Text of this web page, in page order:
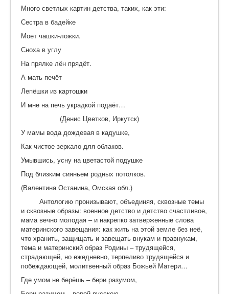
Много светлых картин детства, таких, как эти:
Сестра в бадейке
Моет чашки-ложки.
Сноха в углу
На прялке лён прядёт.
А мать печёт
Лепёшки из картошки
И мне на печь украдкой подаёт…
(Денис Цветков, Иркутск)
У мамы вода дождевая в кадушке,
Как чистое зеркало для облаков.
Умывшись, усну на цветастой подушке
Под близким сияньем родных потолков.
(Валентина Останина, Омская обл.)
Антологию пронизывают, объединяя, сквозные темы
и сквозные образы: военное детство и детство счастливое,
мама вечно молодая – и накрепко затверженные слова
материнского завещания: как жить на этой земле без неё,
что хранить, защищать и завещать внукам и правнукам,
тема и материнский образ Родины – трудящейся,
страдающей, но ежедневно, терпеливо трудящейся и
побеждающей, молитвенный образ Божьей Матери…
Где умом не берёшь – бери разумом,